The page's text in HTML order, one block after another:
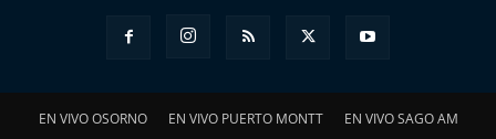
EN VIVO OSORNO EN VIVO PUERTO MONTT EN VIVO SAGO AM